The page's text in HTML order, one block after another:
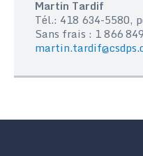
Martin Tardif
Tél.: 418 634-5580,
Sans frais : 1 866